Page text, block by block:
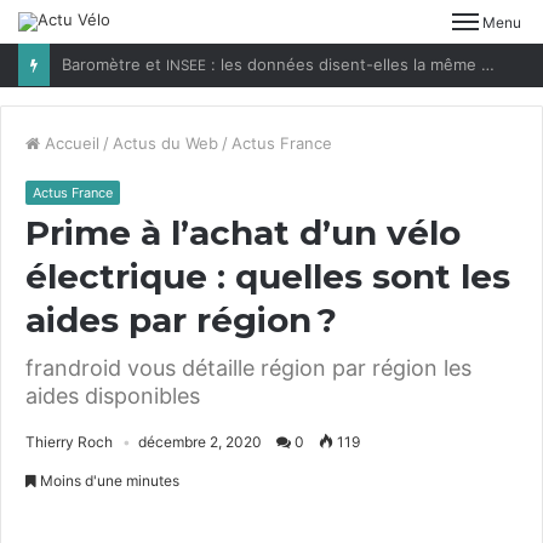
Menu
Baromètre et INSEE : les données disent-elles la même chose ?
Accueil / Actus du Web / Actus France
Actus France
Prime à l’achat d’un vélo
électrique : quelles sont les
aides par région ?
frandroid vous détaille région par région les
aides disponibles
Thierry Roch décembre 2, 2020 0 119
Moins d'une minutes